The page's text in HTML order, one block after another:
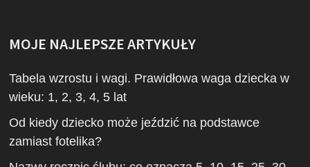
MOJE NAJLEPSZE ARTYKUŁY
Tabela wzrostu i wagi. Prawidłowa waga dziecka w
wieku: 1, 2, 3, 4, 5 lat
Od kiedy dziecko może jeździć na podstawce
zamiast fotelika?